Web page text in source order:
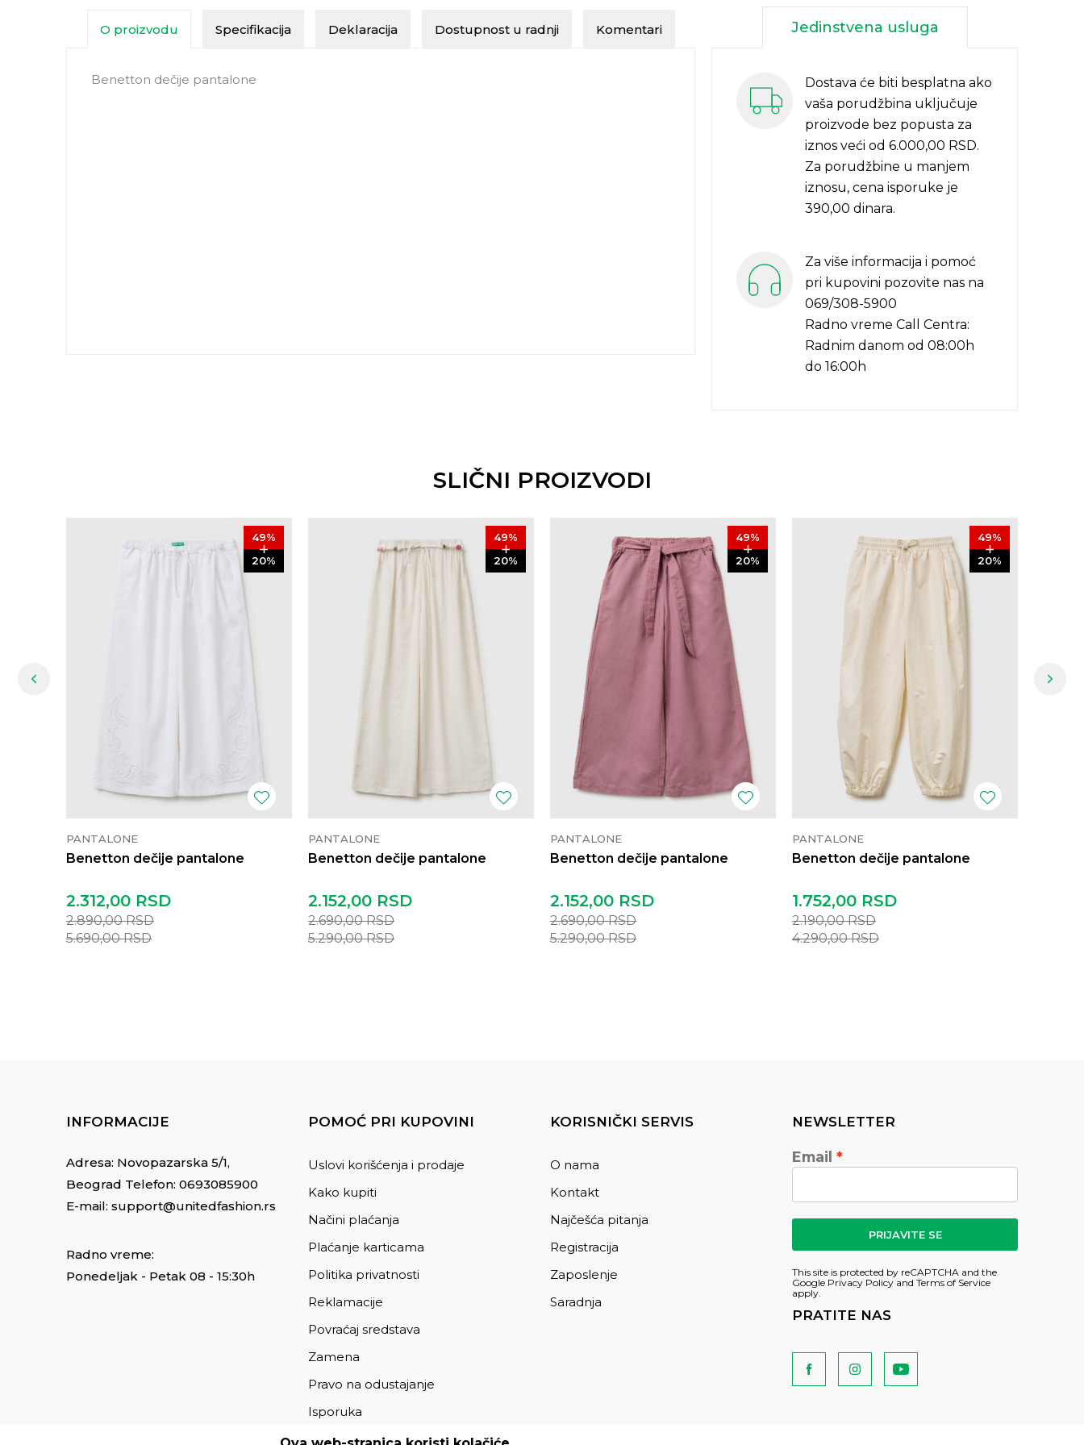
O proizvodu Specifikacija Deklaracija Dostupnost u radnji Komentari
Benetton dečije pantalone
Jedinstvena usluga
Dostava će biti besplatna ako
vaša porudžbina uključuje
proizvode bez popusta za
iznos veći od 6.000,00 RSD.
Za porudžbine u manjem
iznosu, cena isporuke je
390,00 dinara.
Za više informacija i pomoć
pri kupovini pozovite nas na
069/308-5900
Radno vreme Call Centra:
Radnim danom od 08:00h
do 16:00h
SLIČNI PROIZVODI
49%
20%
PANTALONE
Benetton dečije pantalone
2.312,00 RSD
2.890,00RSD
5.690,00RSD
49%
20%
PANTALONE
Benetton dečije pantalone
2.152,00 RSD
2.690,00RSD
5.290,00RSD
49%
20%
PANTALONE
Benetton dečije pantalone
2.152,00 RSD
2.690,00RSD
5.290,00RSD
49%
20%
PANTALONE
Benetton dečije pantalone
1.752,00 RSD
2.190,00RSD
4.290,00RSD
INFORMACIJE
Adresa: Novopazarska 5/1,
Beograd Telefon: 0693085900
E-mail: support@unitedfashion.rs
Radno vreme:
Ponedeljak - Petak 08 - 15:30h
POMOĆ PRI KUPOVINI
Uslovi korišćenja i prodaje
Kako kupiti
Načini plaćanja
Plaćanje karticama
Politika privatnosti
Reklamacije
Povraćaj sredstava
Zamena
Pravo na odustajanje
Isporuka
KORISNIČKI SERVIS
O nama
Kontakt
Najčešća pitanja
Registracija
Zaposlenje
Saradnja
NEWSLETTER
Email
PRIJAVITE SE
This site is protected by reCAPTCHA and the
Google Privacy Policy and Terms of Service
apply.
PRATITE NAS